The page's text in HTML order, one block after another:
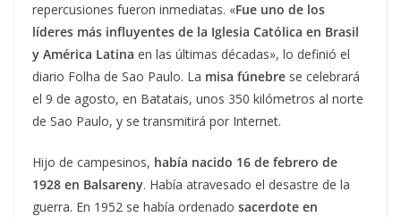
repercusiones fueron inmediatas. «Fue uno de los
líderes más influyentes de la Iglesia Católica en Brasil
y América Latina en las últimas décadas», lo definió el
diario Folha de Sao Paulo. La misa fúnebre se celebrará
el 9 de agosto, en Batatais, unos 350 kilómetros al norte
de Sao Paulo, y se transmitirá por Internet.
Hijo de campesinos, había nacido 16 de febrero de
1928 en Balsareny. Había atravesado el desastre de la
guerra. En 1952 se había ordenado sacerdote en